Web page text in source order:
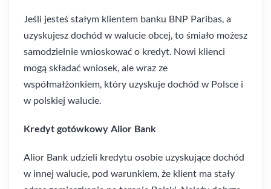
Jeśli jesteś stałym klientem banku BNP Paribas, a
uzyskujesz dochód w walucie obcej, to śmiało możesz
samodzielnie wnioskować o kredyt. Nowi klienci
mogą składać wniosek, ale wraz ze
współmałżonkiem, który uzyskuje dochód w Polsce i
w polskiej walucie.
Kredyt gotówkowy Alior Bank
Alior Bank udzieli kredytu osobie uzyskujące dochód
w innej walucie, pod warunkiem, że klient ma stały